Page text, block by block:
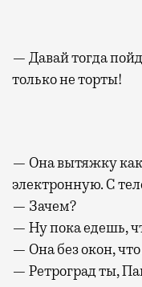
— Давай тогда
только не торты!
— Она вытяжку
электронную. С
— Зачем?
— Ну пока едешь,
— Она без окон,
— Ретроград ты,